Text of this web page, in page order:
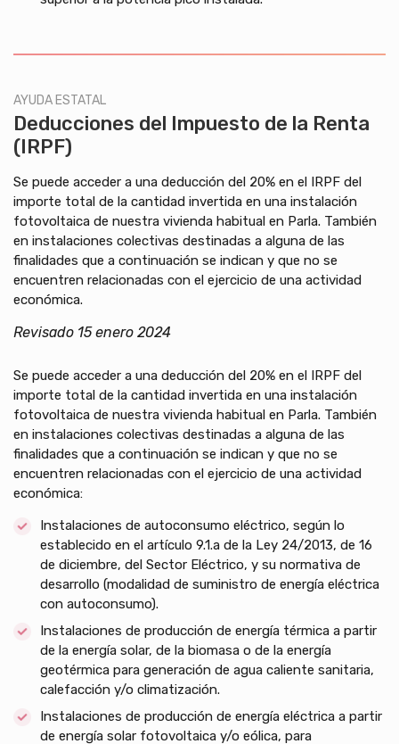
AYUDA ESTATAL
Deducciones del Impuesto de la Renta
(IRPF)
Se puede acceder a una deducción del 20% en el IRPF del
importe total de la cantidad invertida en una instalación
fotovoltaica de nuestra vivienda habitual en Parla. También
en instalaciones colectivas destinadas a alguna de las
finalidades que a continuación se indican y que no se
encuentren relacionadas con el ejercicio de una actividad
económica.
Revisado 15 enero 2024
Se puede acceder a una deducción del 20% en el IRPF del
importe total de la cantidad invertida en una instalación
fotovoltaica de nuestra vivienda habitual en Parla. También
en instalaciones colectivas destinadas a alguna de las
finalidades que a continuación se indican y que no se
encuentren relacionadas con el ejercicio de una actividad
económica:
Instalaciones de autoconsumo eléctrico, según lo
establecido en el artículo 9.1.a de la Ley 24/2013, de 16
de diciembre, del Sector Eléctrico, y su normativa de
desarrollo (modalidad de suministro de energía eléctrica
con autoconsumo).
Instalaciones de producción de energía térmica a partir
de la energía solar, de la biomasa o de la energía
geotérmica para generación de agua caliente sanitaria,
calefacción y/o climatización.
Instalaciones de producción de energía eléctrica a partir
de energía solar fotovoltaica y/o eólica, para